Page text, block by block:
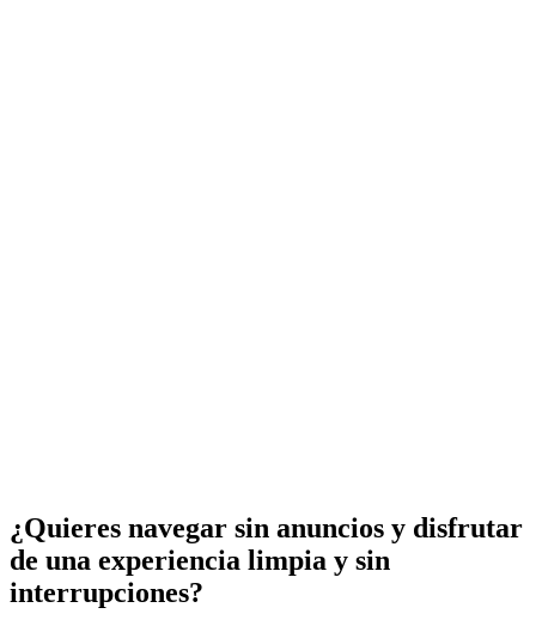
¿Quieres navegar sin anuncios y disfrutar
de una experiencia limpia y sin
interrupciones?